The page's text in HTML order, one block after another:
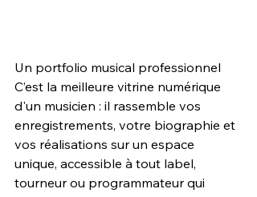
Un portfolio musical professionnel
C’est la meilleure vitrine numérique
d'un musicien : il rassemble vos
enregistrements, votre biographie et
vos réalisations sur un espace
unique, accessible à tout label,
tourneur ou programmateur qui